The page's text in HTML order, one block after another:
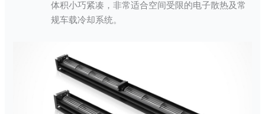
体积小巧紧凑，非常适合空间受限的电子散热及常
规车载冷却系统。